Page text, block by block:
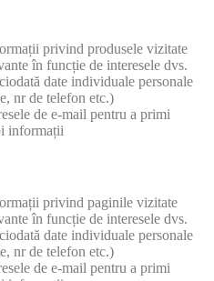
privind produsele vizitate
în funcție de interesele dvs.
date individuale personale
nr de telefon etc.)
de e-mail pentru a primi
informații
privind paginile vizitate
în funcție de interesele dvs.
date individuale personale
nr de telefon etc.)
de e-mail pentru a primi